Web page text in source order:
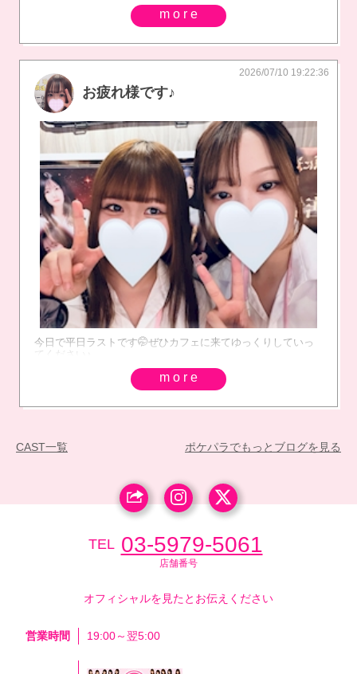
more
お疲れ様です♪
2026/07/10 19:22:36
今日で平日ラストです🤭ぜひカフェに来てゆっくりしていっ
てください♪
more
ポケパラでもっとブログを見る
CAST一覧
TEL 03-5979-5061
店舗番号
オフィシャルを見たとお伝えください
営業時間 19:00～翌5:00